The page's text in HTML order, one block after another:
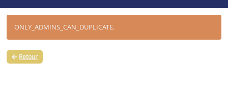
ONLY_ADMINS_CAN_DUPLICATE.
Retour